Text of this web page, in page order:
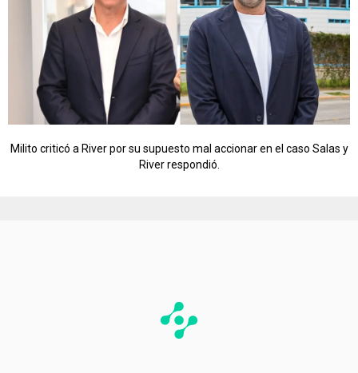
Milito criticó a River por su supuesto mal accionar en el caso Salas y
River respondió.